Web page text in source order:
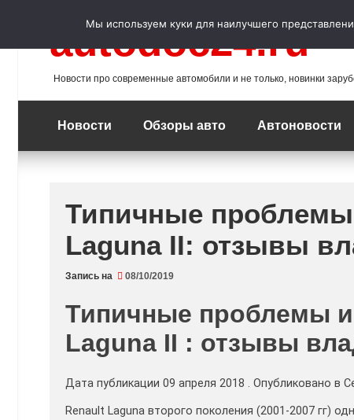
autodoc24.ru
Новости про современные автомобили и не только, новинки
Новости Обзоры авто Автоновости
Типичные
Laguna II: отзывы
Запись на 08/10/2019
Типичные проблемы
Laguna II : отзывы
Дата публикации 09 апреля 2018 . Опубликовано в
Renault Laguna второго поколения (2001-2007 гг)
Мы используем куки для наилучшего